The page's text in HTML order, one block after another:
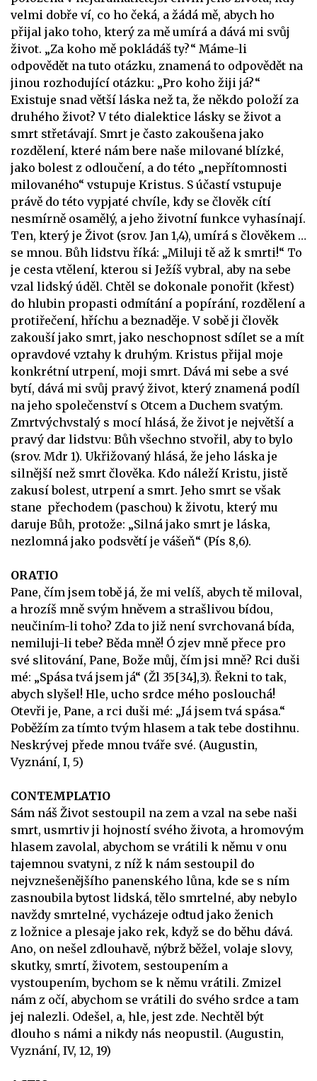
velmi dobře ví, co ho čeká, a žádá mě, abych ho
přijal jako toho, který za mě umírá a dává mi svůj
život. „Za koho mě pokládáš ty?“ Máme-li
odpovědět na tuto otázku, znamená to odpovědět na
jinou rozhodující otázku: „Pro koho žiji já?“
Existuje snad větší láska než ta, že někdo položí za
druhého život? V této dialektice lásky se život a
smrt střetávají. Smrt je často zakoušena jako
rozdělení, které nám bere naše milované blízké,
jako bolest z odloučení, a do této „nepřítomnosti
milovaného“ vstupuje Kristus. S účastí vstupuje
právě do této vypjaté chvíle, kdy se člověk cítí
nesmírně osamělý, a jeho životní funkce vyhasínají.
Ten, který je Život (srov. Jan 1,4), umírá s člověkem …
se mnou. Bůh lidstvu říká: „Miluji tě až k smrti!“ To
je cesta vtělení, kterou si Ježíš vybral, aby na sebe
vzal lidský úděl. Chtěl se dokonale ponořit (křest)
do hlubin propasti odmítání a popírání, rozdělení a
protiřečení, hříchu a beznaděje. V sobě ji člověk
zakouší jako smrt, jako neschopnost sdílet se a mít
opravdové vztahy k druhým. Kristus přijal moje
konkrétní utrpení, moji smrt. Dává mi sebe a své
bytí, dává mi svůj pravý život, který znamená podíl
na jeho společenství s Otcem a Duchem svatým.
Zmrtvýchvstalý s mocí hlásá, že život je největší a
pravý dar lidstvu: Bůh všechno stvořil, aby to bylo
(srov. Mdr 1). Ukřižovaný hlásá, že jeho láska je
silnější než smrt člověka. Kdo náleží Kristu, jistě
zakusí bolest, utrpení a smrt. Jeho smrt se však
stane přechodem (paschou) k životu, který mu
daruje Bůh, protože: „Silná jako smrt je láska,
nezlomná jako podsvětí je vášeň“ (Pís 8,6).
ORATIO
Pane, čím jsem tobě já, že mi velíš, abych tě miloval,
a hrozíš mně svým hněvem a strašlivou bídou,
neučiním-li toho? Zda to již není svrchovaná bída,
nemiluji-li tebe? Běda mně! Ó zjev mně přece pro
své slitování, Pane, Bože můj, čím jsi mně? Rci duši
mé: „Spása tvá jsem já“ (Žl 35[34],3). Řekni to tak,
abych slyšel! Hle, ucho srdce mého poslouchá!
Otevři je, Pane, a rci duši mé: „Já jsem tvá spása.“
Poběžím za tímto tvým hlasem a tak tebe dostihnu.
Neskrývej přede mnou tváře své. (Augustin,
Vyznání, I, 5)
CONTEMPLATIO
Sám náš Život sestoupil na zem a vzal na sebe naši
smrt, usmrtiv ji hojností svého života, a hromovým
hlasem zavolal, abychom se vrátili k němu v onu
tajemnou svatyni, z níž k nám sestoupil do
nejvznešenějšího panenského lůna, kde se s ním
zasnoubila bytost lidská, tělo smrtelné, aby nebylo
navždy smrtelné, vycházeje odtud jako ženich
z ložnice a plesaje jako rek, když se do běhu dává.
Ano, on nešel zdlouhavě, nýbrž běžel, volaje slovy,
skutky, smrtí, životem, sestoupením a
vystoupením, bychom se k němu vrátili. Zmizel
nám z očí, abychom se vrátili do svého srdce a tam
jej nalezli. Odešel, a, hle, jest zde. Nechtěl být
dlouho s námi a nikdy nás neopustil. (Augustin,
Vyznání, IV, 12, 19)